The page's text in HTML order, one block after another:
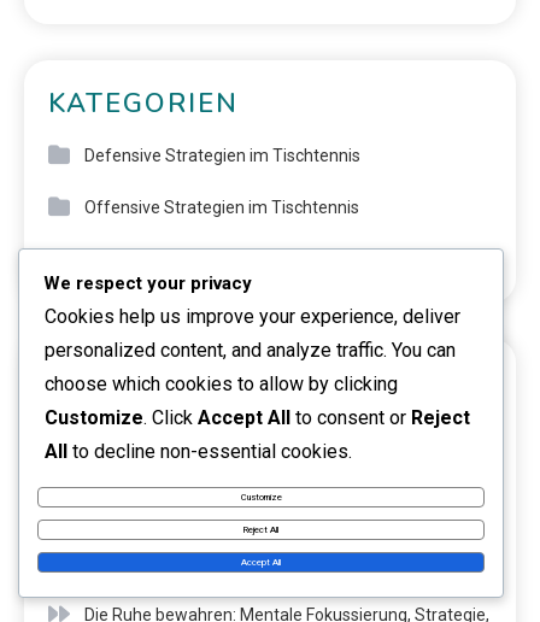
KATEGORIEN
Defensive Strategien im Tischtennis
Offensive Strategien im Tischtennis
NEUESTE BEITRÄGE
Sprungaufschlag-Techniken: Timing, Spin,
Schnelle Aufschlagstrategien: Geschwindigkeit,
Die Ruhe bewahren: Mentale Fokussierung, Strategie,
We respect your privacy
Cookies help us improve your experience, deliver
personalized content, and analyze traffic. You can
choose which cookies to allow by clicking
Customize. Click Accept All to consent or Reject
All to decline non-essential cookies.
Customize
Reject All
Accept All